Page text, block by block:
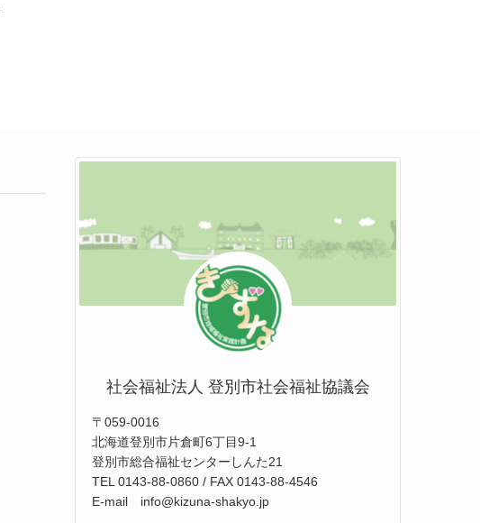
社会福祉法人 登別市社会福祉協議会
〒059-0016
北海道登別市片倉町6丁目9-1
登別市総合福祉センターしんた21
TEL 0143-88-0860 / FAX 0143-88-4546
E-mail info@kizuna-shakyo.jp